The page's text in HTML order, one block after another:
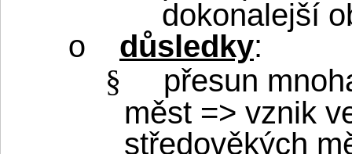
dokonalejší
o důsledky:
§
přesun
měst => vznik
středověkých